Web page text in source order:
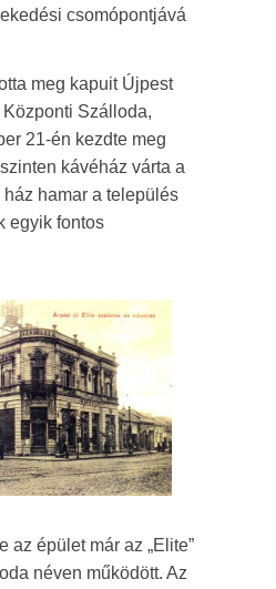
csomópontjává
meg kapuit Újpest
Szálloda,
21-én kezdte meg
kávéház várta a
hamar a település
egyik fontos
az épület már az „Elite”
néven működött. Az